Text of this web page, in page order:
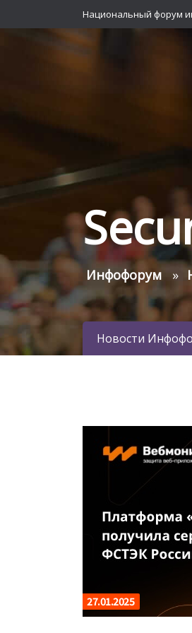
Национальный форум
Инфофорум
Новости
27.01.2025